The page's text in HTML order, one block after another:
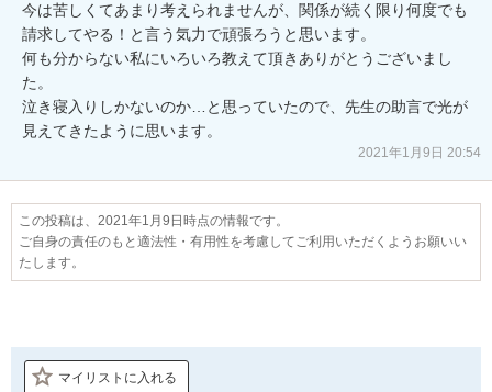
今は苦しくてあまり考えられませんが、関係が続く限り何度でも
請求してやる！と言う気力で頑張ろうと思います。
何も分からない私にいろいろ教えて頂きありがとうございまし
た。
泣き寝入りしかないのか…と思っていたので、先生の助言で光が
見えてきたように思います。
2021年1月9日 20:54
この投稿は、2021年1月9日時点の情報です。
ご自身の責任のもと適法性・有用性を考慮してご利用いただくようお願いい
たします。
マイリストに入れる